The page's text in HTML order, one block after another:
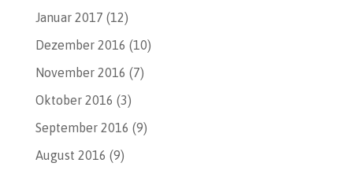
Januar 2017 (12)
Dezember 2016 (10)
November 2016 (7)
Oktober 2016 (3)
September 2016 (9)
August 2016 (9)